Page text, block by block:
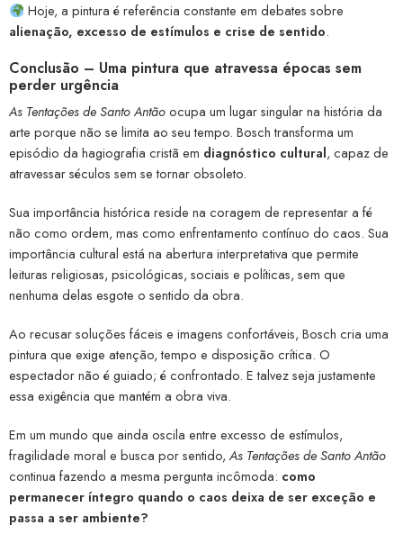
Hoje, a pintura é referência constante em debates sobre
alienação, excesso de estímulos e crise de sentido.
Conclusão – Uma pintura que atravessa épocas sem
perder urgência
As Tentações de Santo Antãoocupa um lugar singular na história da
arte porque não se limita ao seu tempo. Bosch transforma um
episódio da hagiografia cristã em diagnóstico cultural, capaz de
atravessar séculos sem se tornar obsoleto.
Sua importância histórica reside na coragem de representar a fé
não como ordem, mas como enfrentamento contínuo do caos. Sua
importância cultural está na abertura interpretativa que permite
leituras religiosas, psicológicas, sociais e políticas, sem que
nenhuma delas esgote o sentido da obra.
Ao recusar soluções fáceis e imagens confortáveis, Bosch cria uma
pintura que exige atenção, tempo e disposição crítica. O
espectador não é guiado; é confrontado. E talvez seja justamente
essa exigência que mantém a obra viva.
Em um mundo que ainda oscila entre excesso de estímulos,
fragilidade moral e busca por sentido, As Tentações de Santo Antão
continua fazendo a mesma pergunta incômoda: como
permanecer íntegro quando o caos deixa de ser exceção e
passa a ser ambiente?